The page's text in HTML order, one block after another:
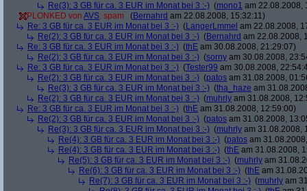
Re(3): 3 GB für ca. 3 EUR im Monat bei 3 :-) (mono1 am 22.08.2008,
PLONKED von AVS: spam (Bernahrd am 22.08.2008, 15:32:11)
Re: 3 GB für ca. 3 EUR im Monat bei 3 :-) (LangerLmmel am 22.08.2008,
Re(2): 3 GB für ca. 3 EUR im Monat bei 3 :-) (Bernahrd am 22.08.2008,
Re: 3 GB für ca. 3 EUR im Monat bei 3 :-) (thE am 30.08.2008, 21:29:07)
Re(2): 3 GB für ca. 3 EUR im Monat bei 3 :-) (sorny am 30.08.2008,
Re: 3 GB für ca. 3 EUR im Monat bei 3 :-) (Tester99 am 30.08.2008,
Re(2): 3 GB für ca. 3 EUR im Monat bei 3 :-) (patos am 31.08.2008,
Re(3): 3 GB für ca. 3 EUR im Monat bei 3 :-) (tha_haze am
Re(2): 3 GB für ca. 3 EUR im Monat bei 3 :-) (muhrly am 31.08.2008,
Re: 3 GB für ca. 3 EUR im Monat bei 3 :-) (thE am 31.08.2008, 12:59:00)
Re(2): 3 GB für ca. 3 EUR im Monat bei 3 :-) (patos am 31.08.2008,
Re(3): 3 GB für ca. 3 EUR im Monat bei 3 :-) (muhrly am 31.08.2008,
Re(4): 3 GB für ca. 3 EUR im Monat bei 3 :-) (patos am
Re(4): 3 GB für ca. 3 EUR im Monat bei 3 :-) (thE am 31.08.2008,
Re(5): 3 GB für ca. 3 EUR im Monat bei 3 :-) (muhrly am
Re(6): 3 GB für ca. 3 EUR im Monat bei 3 :-) (thE am
Re(7): 3 GB für ca. 3 EUR im Monat bei 3 :-) (muhrly am